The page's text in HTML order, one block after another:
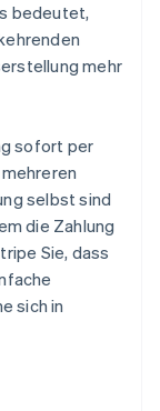
bedeutet,
mehr
sofort per
selbst sind
die Zahlung
Sie, dass
sich in